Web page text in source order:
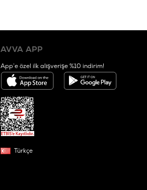
AVVA APP
App’e özel ilk alışverişe %10 indirim!
Türkçe